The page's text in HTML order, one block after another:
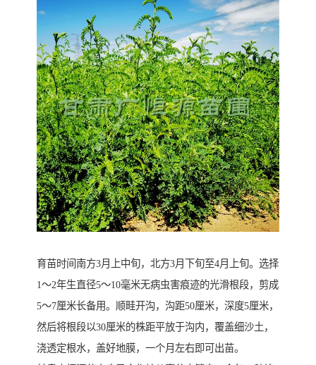
育苗时间南方3月上中旬，北方3月下旬至4月上旬。选择
1～2年生直径5～10毫米无病虫害痕迹的光滑根段，剪成
5～7厘米长备用。顺畦开沟，沟距50厘米，深度5厘米，
然后将根段以30厘米的株距平放于沟内，覆盖细沙土，
浇透定根水，盖好地膜，一个月左右即可出苗。